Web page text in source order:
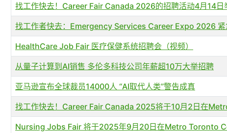
找工作快去！Career Fair Canada 2026的招聘活动4月14日
找工作者快去：Emergency Services Career Expo 2026
HealthCare Job Fair 医疗保健系统招聘会（视频）
从量子计算到AI销售 多伦多科技公司年薪超10万大举招聘
亚马逊宣布全球裁员14000人 “AI取代人类”警告成真
找工作快去！Career Fair Canada 2025将于10月2日在
Nursing Jobs Fair 将于2025年9月20日在Metro Toronto